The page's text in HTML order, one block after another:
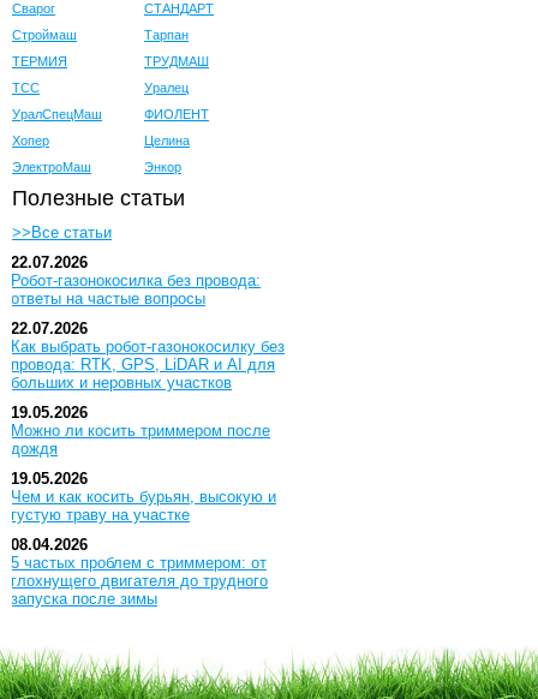
Сварог
СТАНДАРТ
Строймаш
Тарпан
ТЕРМИЯ
ТРУДМАШ
ТСС
Уралец
УралСпецМаш
ФИОЛЕНТ
Хопер
Целина
ЭлектроМаш
Энкор
Полезные статьи
>>Все статьи
22.07.2026
Робот-газонокосилка без провода:
ответы на частые вопросы
22.07.2026
Как выбрать робот-газонокосилку без
провода: RTK, GPS, LiDAR и AI для
больших и неровных участков
19.05.2026
Можно ли косить триммером после
дождя
19.05.2026
Чем и как косить бурьян, высокую и
густую траву на участке
08.04.2026
5 частых проблем с триммером: от
глохнущего двигателя до трудного
запуска после зимы